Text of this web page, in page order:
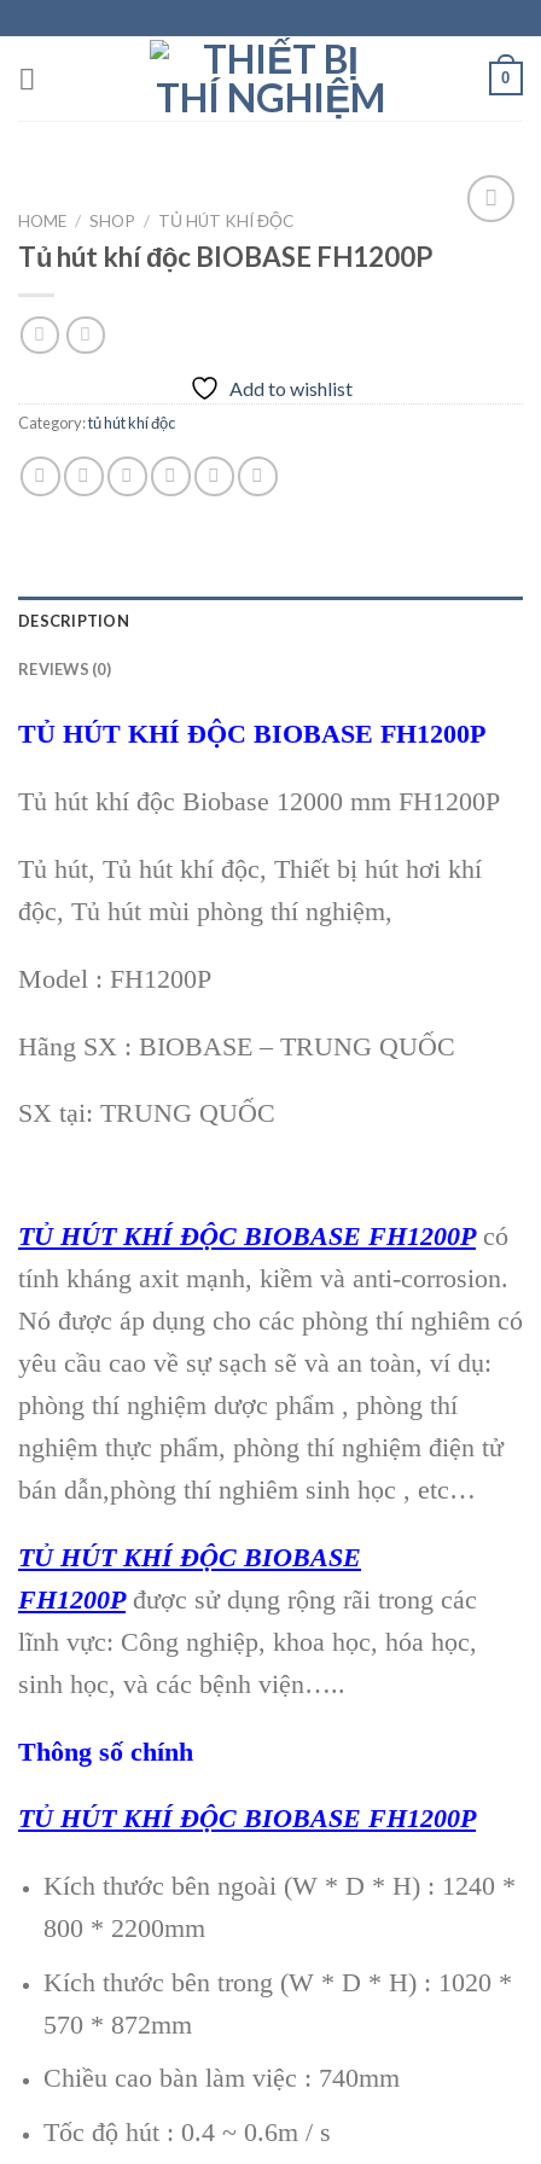
to
content
0
HOME / SHOP / TỦ HÚT KHÍ ĐỘC
Tủ hút khí độc BIOBASE FH1200P
Add to wishlist
Category:tủ hút khí độc
DESCRIPTION
REVIEWS (0)
TỦ HÚT KHÍ ĐỘC BIOBASE FH1200P
Tủ hút khí độc Biobase 12000 mm FH1200P
Tủ hút, Tủ hút khí độc, Thiết bị hút hơi khí
độc, Tủ hút mùi phòng thí nghiệm,
Model : FH1200P
Hãng SX : BIOBASE – TRUNG QUỐC
SX tại: TRUNG QUỐC
TỦ HÚT KHÍ ĐỘC BIOBASE FH1200P có
tính kháng axit mạnh, kiềm và anti-corrosion.
Nó được áp dụng cho các phòng thí nghiêm có
yêu cầu cao về sự sạch sẽ và an toàn, ví dụ:
phòng thí nghiệm dược phẩm , phòng thí
nghiệm thực phẩm, phòng thí nghiệm điện tử
bán dẫn,phòng thí nghiêm sinh học , etc…
TỦ HÚT KHÍ ĐỘC BIOBASE
FH1200P được sử dụng rộng rãi trong các
lĩnh vực: Công nghiệp, khoa học, hóa học,
sinh học, và các bệnh viện…..
Thông số chính
TỦ HÚT KHÍ ĐỘC BIOBASE FH1200P
Kích thước bên ngoài (W * D * H) : 1240 *
800 * 2200mm
Kích thước bên trong (W * D * H) : 1020 *
570 * 872mm
Chiều cao bàn làm việc : 740mm
Tốc độ hút : 0.4 ~ 0.6m / s